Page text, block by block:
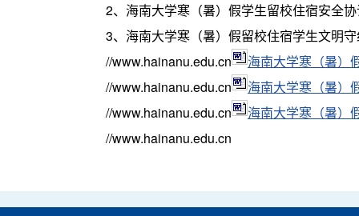
2、海南大学寒（暑）假学生留校住宿安全
3、海南大学寒（暑）假留校住宿学生文明
//www.hainanu.edu.cn
海南大学寒（暑）
//www.hainanu.edu.cn
海南大学寒（暑）
//www.hainanu.edu.cn
海南大学寒（暑）
//www.hainanu.edu.cn